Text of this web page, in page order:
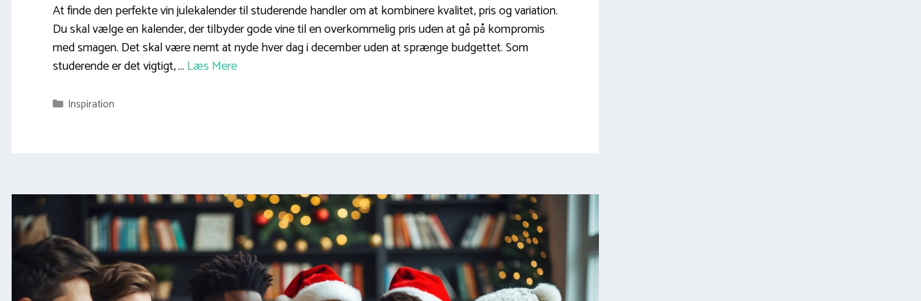
At finde den perfekte vin julekalender til studerende handler om at kombinere kvalitet, pris og variation.
Du skal vælge en kalender, der tilbyder gode vine til en overkommelig pris uden at gå på kompromis
med smagen. Det skal være nemt at nyde hver dag i december uden at sprænge budgettet. Som
studerende er det vigtigt, … Læs Mere
Kategorier
Inspiration